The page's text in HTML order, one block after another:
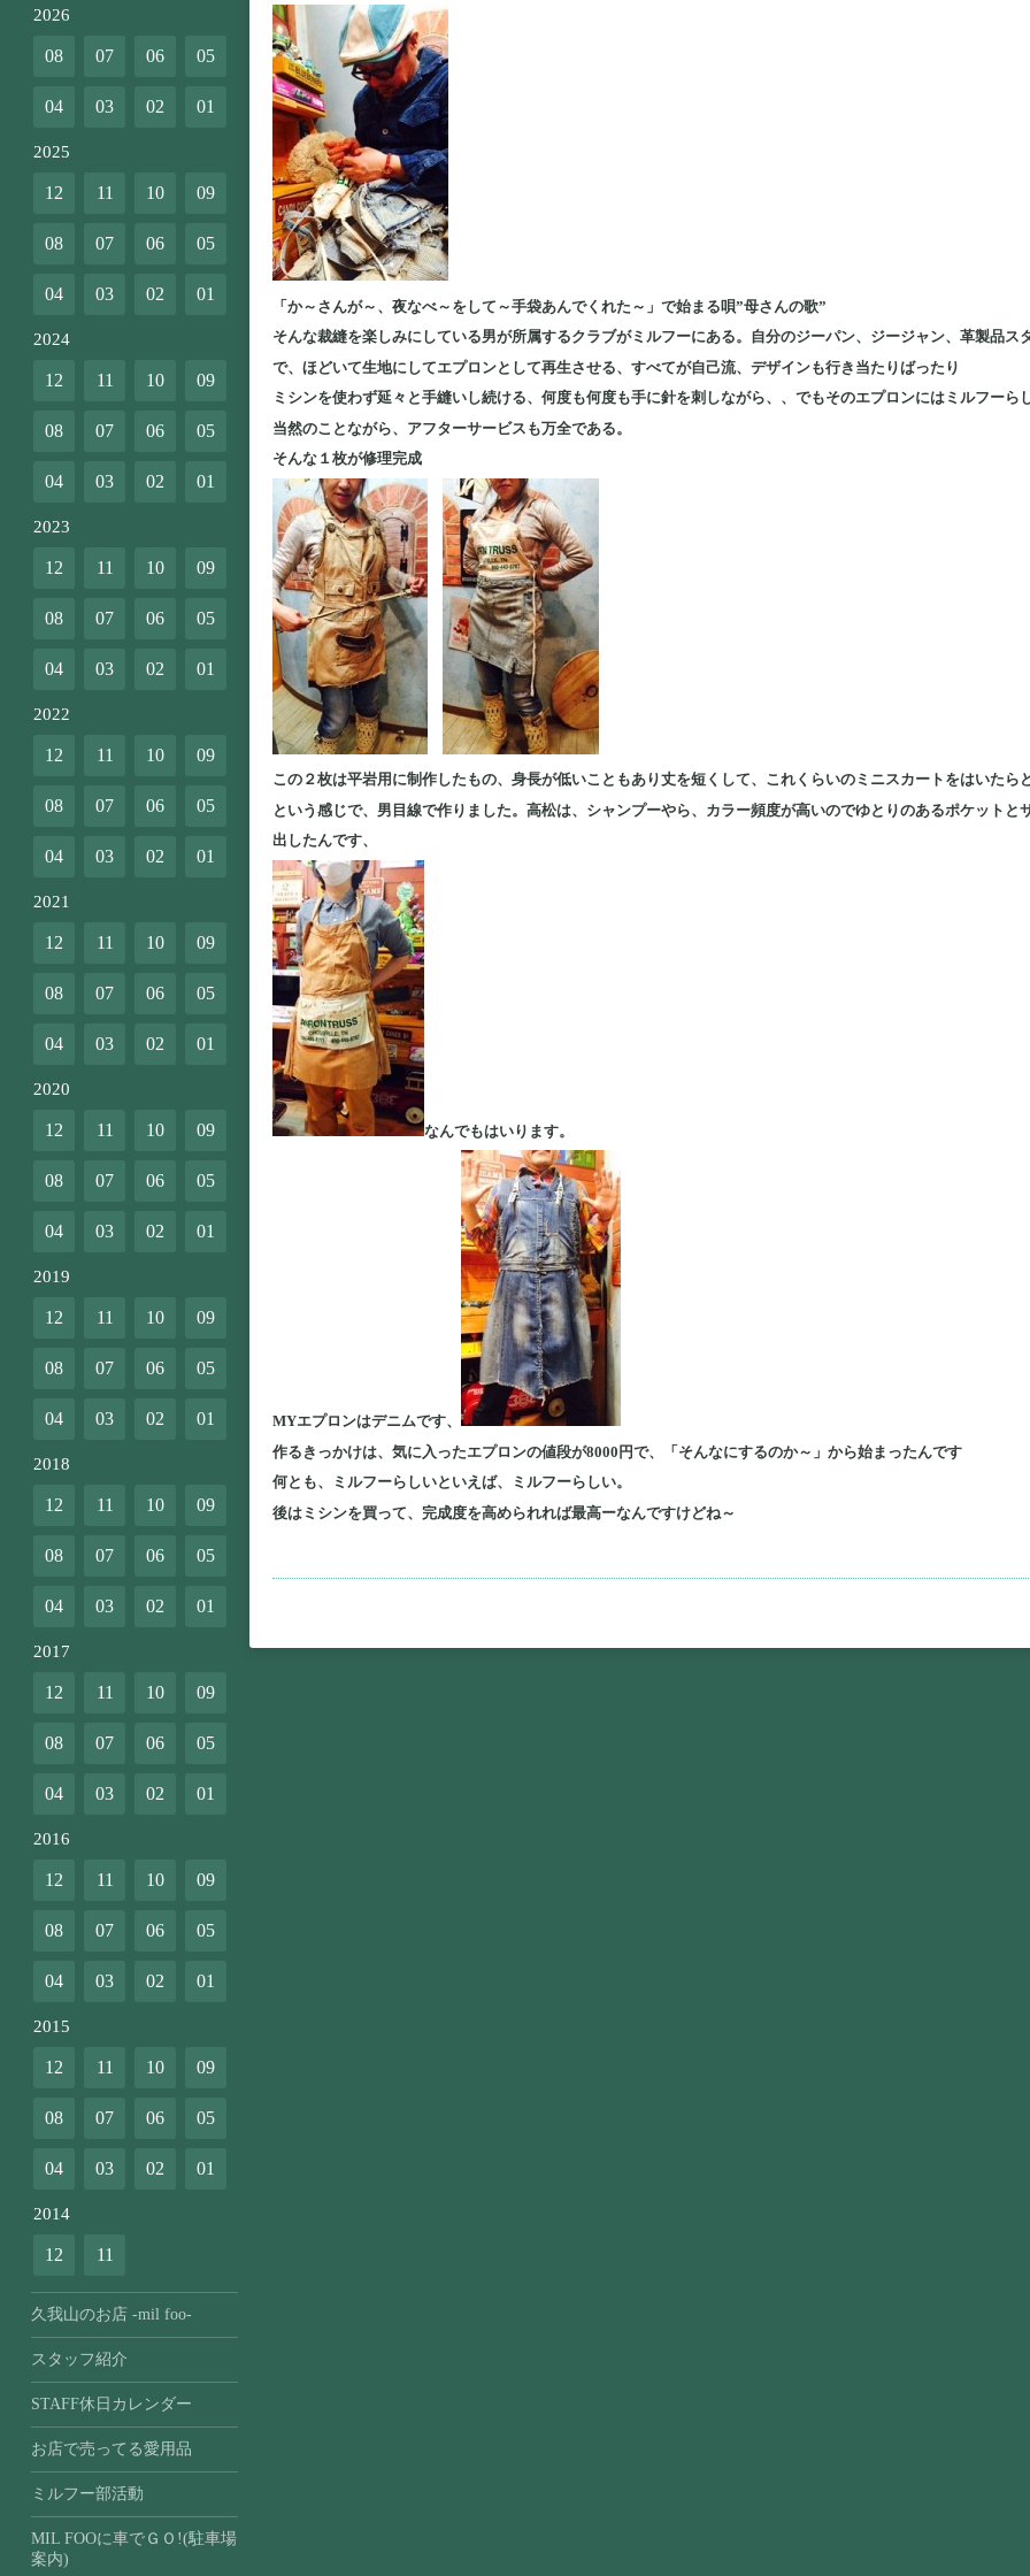
「か～さんが～、夜なべ～をして～手袋あんでくれた～」で始まる唄”母さんの歌”
そんな裁縫を楽しみにしている男が所属するクラブがミルフーにある。自分のジーパン、ジージャン、革製品ス
で、ほどいて生地にしてエプロンとして再生させる、すべてが自己流、デザインも行き当たりばったり
ミシンを使わず延々と手縫いし続ける、何度も何度も手に針を刺しながら、、でもそのエプロンにはミルフーら
当然のことながら、アフターサービスも万全である。
そんな１枚が修理完成
この２枚は平岩用に制作したもの、身長が低いこともあり丈を短くして、これくらいのミニスカートをはいたら
という感じで、男目線で作りました。高松は、シャンプーやら、カラー頻度が高いのでゆとりのあるポケットと
出したんです、
なんでもはいります。
MYエプロンはデニムです、
作るきっかけは、気に入ったエプロンの値段が8000円で、「そんなにするのか～」から始まったんです
何とも、ミルフーらしいといえば、ミルフーらしい。
後はミシンを買って、完成度を高められれば最高ーなんですけどね～
2026
08 07 06 05
04 03 02 01
2025
12 11 10 09
08 07 06 05
04 03 02 01
2024
12 11 10 09
08 07 06 05
04 03 02 01
2023
12 11 10 09
08 07 06 05
04 03 02 01
2022
12 11 10 09
08 07 06 05
04 03 02 01
2021
12 11 10 09
08 07 06 05
04 03 02 01
2020
12 11 10 09
08 07 06 05
04 03 02 01
2019
12 11 10 09
08 07 06 05
04 03 02 01
2018
12 11 10 09
08 07 06 05
04 03 02 01
2017
12 11 10 09
08 07 06 05
04 03 02 01
2016
12 11 10 09
08 07 06 05
04 03 02 01
2015
12 11 10 09
08 07 06 05
04 03 02 01
2014
12 11
久我山のお店 -mil foo-
スタッフ紹介
STAFF休日カレンダー
お店で売ってる愛用品
ミルフー部活動
MIL FOOに車でＧＯ!(駐車場
案内)